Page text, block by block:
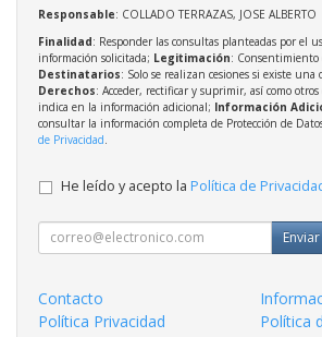
Responsable: COLLADO TERRAZAS, JOSE ALBERTO
Finalidad: Responder las consultas planteadas por el
información solicitada; Legitimación: Consentimiento
Destinatarios: Solo se realizan cesiones si existe una
Derechos: Acceder, rectificar y suprimir, así como otros
indica en la información adicional; Información
consultar la información completa de Protección de
de Privacidad
He leído y acepto la Política de
Enviar
Contacto
Política Privacidad
Política